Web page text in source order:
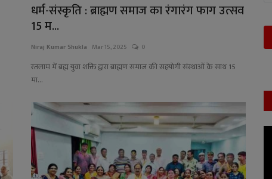
धर्म-संस्कृति : ब्राह्मण समाज का रंगारंग फाग उत्सव
15 म...
Niraj Kumar Shukla Mar 15, 2025 0
रतलाम में ब्रह्म युवा शक्ति द्वारा ब्राह्मण समाज की सहयोगी संस्थाओं के साथ 15
मा...